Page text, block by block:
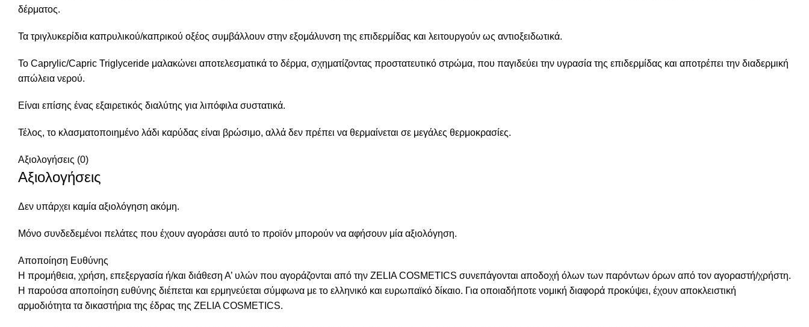
δέρματος.
Τα τριγλυκερίδια καπρυλικού/καπρικού οξέος συμβάλλουν στην εξομάλυνση της επιδερμίδας και λειτουργούν ως αντιοξειδωτικά.
Το Caprylic/Capric Triglyceride μαλακώνει αποτελεσματικά το δέρμα, σχηματίζοντας προστατευτικό στρώμα, που παγιδεύει την υγρασία της επιδερμίδας και αποτρέπει την διαδερμική
απώλεια νερού.
Είναι επίσης ένας εξαιρετικός διαλύτης για λιπόφιλα συστατικά.
Τέλος, το κλασματοποιημένο λάδι καρύδας είναι βρώσιμο, αλλά δεν πρέπει να θερμαίνεται σε μεγάλες θερμοκρασίες.
Αξιολογήσεις (0)
Αξιολογήσεις
Δεν υπάρχει καμία αξιολόγηση ακόμη.
Μόνο συνδεδεμένοι πελάτες που έχουν αγοράσει αυτό το προϊόν μπορούν να αφήσουν μία αξιολόγηση.
Αποποίηση Ευθύνης
Η προμήθεια, χρήση, επεξεργασία ή/και διάθεση Α’ υλών που αγοράζονται από την ZELIA COSMETICS συνεπάγονται αποδοχή όλων των παρόντων όρων από τον αγοραστή/χρήστη.
Η παρούσα αποποίηση ευθύνης διέπεται και ερμηνεύεται σύμφωνα με το ελληνικό και ευρωπαϊκό δίκαιο. Για οποιαδήποτε νομική διαφορά προκύψει, έχουν αποκλειστική
αρμοδιότητα τα δικαστήρια της έδρας της ZELIA COSMETICS.